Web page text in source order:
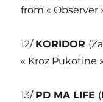
from « Observer
12/ KORIDOR
« Kroz Pukotine
13/ PD MA LIFE